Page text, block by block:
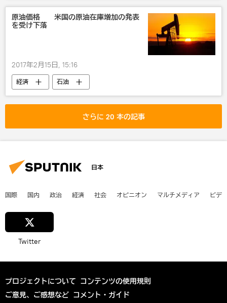
原油価格 米国の原油在庫増加の発表
を受け下落
2017年2月15日, 15:16
経済 石油
さらに 20 本の記事
日本
国際 国内 政治 経済 社会 オピニオン マルチメディア ビデ
Twitter
プロジェクトについて コンテンツの使用規則
ご意見、ご感想など コメント・ガイド